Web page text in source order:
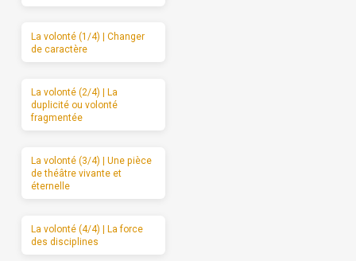
La volonté (1/4) | Changer
de caractère
La volonté (2/4) | La
duplicité ou volonté
fragmentée
La volonté (3/4) | Une pièce
de théâtre vivante et
éternelle
La volonté (4/4) | La force
des disciplines